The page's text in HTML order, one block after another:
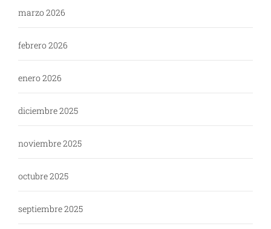
marzo 2026
febrero 2026
enero 2026
diciembre 2025
noviembre 2025
octubre 2025
septiembre 2025